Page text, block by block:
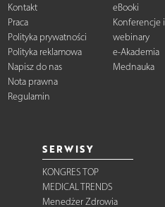
Kontakt
Praca
Polityka prywatności
Polityka reklamowa
Napisz do nas
Nota prawna
Regulamin
eBooki
Konferencje i
webinary
e-Akademia
Mednauka
SERWISY
KONGRES TOP
MEDICAL TRENDS
Menedżer Zdrowia